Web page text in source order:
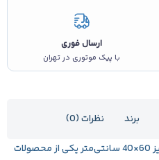
ارسال فوری
با پیک موتوری در تهران
برند
نظرات (0)
Beurer HK125 سایز 60×40 سانتی‌متر یکی از محصولات